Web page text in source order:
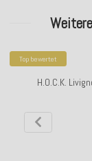
Top bewertet
H.O.C.K.